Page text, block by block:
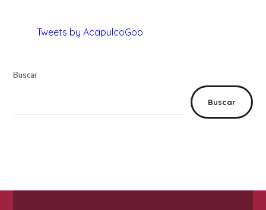
Tweets by AcapulcoGob
Buscar
Buscar